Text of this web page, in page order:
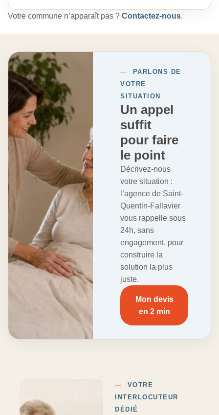
Votre commune n’apparaît pas ? Contactez-nous.
—
PARLONS DE
VOTRE
SITUATION
Un appel
suffit
pour faire
le point
Décrivez-nous
votre situation :
l’agence de Saint-
Quentin-Fallavier
vous rappelle sous
24h, sans
engagement, pour
construire la
solution la plus
juste.
Mon devis
en 2 min
—
VOTRE
INTERLOCUTEUR
DÉDIÉ